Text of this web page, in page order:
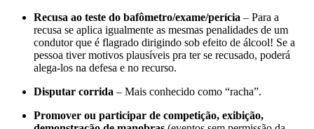
Recusa ao teste do bafômetro/exame/perícia – Para a
recusa se aplica igualmente as mesmas penalidades de um
condutor que é flagrado dirigindo sob efeito de álcool! Se a
pessoa tiver motivos plausíveis pra ter se recusado, poderá
alega-los na defesa e no recurso.
Disputar corrida – Mais conhecido como “racha”.
Promover ou participar de competição, exibição,